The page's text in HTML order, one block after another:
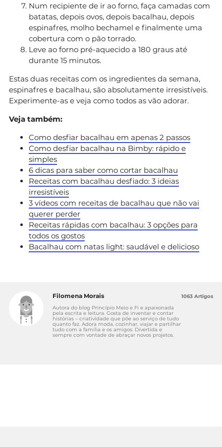
Num recipiente de ir ao forno, faça camadas com
batatas, depois ovos, depois bacalhau, depois
espinafres, molho bechamel e finalmente uma
cobertura com o pão torrado.
Leve ao forno pré-aquecido a 180 graus até
durante 15 minutos.
Estas duas receitas com os ingredientes da semana,
espinafres e bacalhau, são absolutamente irresistíveis.
Experimente-as e veja como todos as vão adorar.
Veja também:
Como desfiar bacalhau em apenas 2 passos
Como desfiar bacalhau na Bimby: rápido e
simples
6 dicas para saber como cortar bacalhau
Receitas com bacalhau desfiado: 3 ideias
irresistíveis
3 vídeos com receitas de bacalhau que não vai
querer perder
Receitas rápidas com bacalhau: 3 opções para
todos os gostos
Bacalhau com natas light: saudável e delicioso
Filomena Morais
Autora do blog Princípio Meio e Fi e apaixonada
pela escrita e leitura. Gosta de inventar e contar
histórias – criatividade que põe ao serviço de tudo
quanto faz. Adora moda, cozinhar, viajar e partilhar
tudo com a família e os amigos. Divertida e
sempre com vontade de abraçar novos projetos.
1063 Artigos